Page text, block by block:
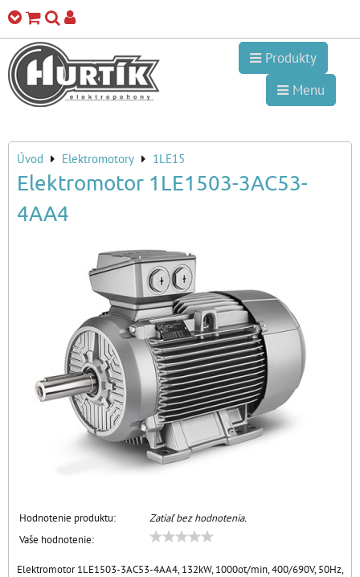
Produkty
Menu
Úvod Elektromotory 1LE15
Elektromotor 1LE1503-3AC53-
4AA4
Hodnotenie produktu:
Zatiaľ bez hodnotenia.
Vaše hodnotenie:
Elektromotor 1LE1503-3AC53-4AA4, 132kW, 1000ot/min, 400/690V, 50Hz,